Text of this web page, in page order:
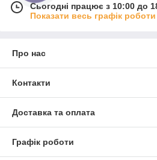
Сьогодні працює з 10:00 до
Показати весь графік роботи
Про нас
Контакти
Доставка та оплата
Графік роботи